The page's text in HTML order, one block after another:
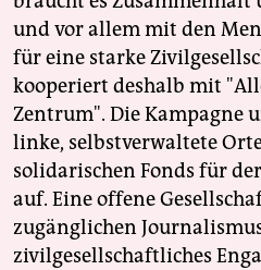
und vor allem mit den
für eine starke
kooperiert deshalb mit
Zentrum". Die Kampagne
linke, selbstverwaltete
solidarischen Fonds für
auf. Eine offene
zugänglichen
zivilgesellschaftliches